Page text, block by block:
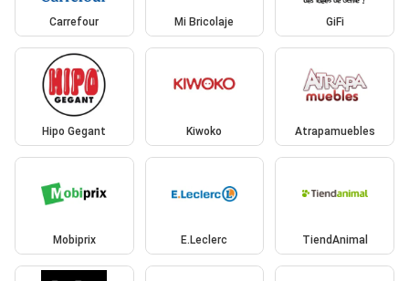
Carrefour Mi Bricolaje GiFi
Hipo Gegant Kiwoko Atrapamuebles
Mobiprix E.Leclerc TiendAnimal